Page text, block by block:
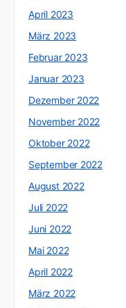
April 2023
März 2023
Februar 2023
Januar 2023
Dezember 2022
November 2022
Oktober 2022
September 2022
August 2022
Juli 2022
Juni 2022
Mai 2022
April 2022
März 2022